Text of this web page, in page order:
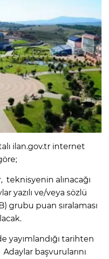
ilan.gov.tr internet
alınacağı
yazılı ve/veya sözlü
grubu puan sıralaması
yayımlandığı tarihten
başvurularını